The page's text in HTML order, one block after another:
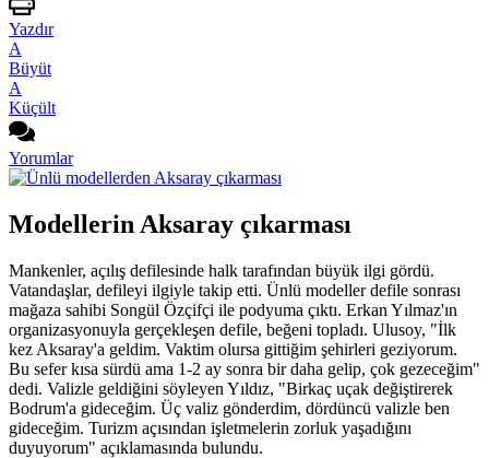
Yazdır
A
Büyüt
A
Küçült
Yorumlar
Modellerin Aksaray çıkarması
Mankenler, açılış defilesinde halk tarafından büyük ilgi gördü.
Vatandaşlar, defileyi ilgiyle takip etti. Ünlü modeller defile sonrası
mağaza sahibi Songül Özçifçi ile podyuma çıktı. Erkan Yılmaz'ın
organizasyonuyla gerçekleşen defile, beğeni topladı. Ulusoy, "İlk
kez Aksaray'a geldim. Vaktim olursa gittiğim şehirleri geziyorum.
Bu sefer kısa sürdü ama 1-2 ay sonra bir daha gelip, çok gezeceğim"
dedi. Valizle geldiğini söyleyen Yıldız, "Birkaç uçak değiştirerek
Bodrum'a gideceğim. Üç valiz gönderdim, dördüncü valizle ben
gideceğim. Turizm açısından işletmelerin zorluk yaşadığını
duyuyorum" açıklamasında bulundu.